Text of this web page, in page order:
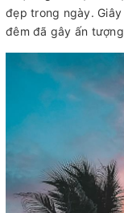
đẹp trong ngày.
đêm đã gây ấn